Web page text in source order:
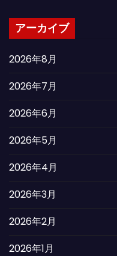
アーカイブ
2026年8月
2026年7月
2026年6月
2026年5月
2026年4月
2026年3月
2026年2月
2026年1月